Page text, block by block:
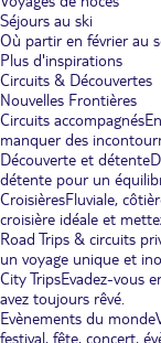
Séjours au ski
Où partir en février au
Plus d'inspirations
Circuits & Découvertes
Nouvelles Frontières
Circuits accompagnés
manquer des
Découverte et détente
détente pour un
CroisièresFluviale,
croisière idéale et
Road Trips & circuits
un voyage unique et
City TripsEvadez-vous
avez toujours rêvé.
Evènements du monde
festival, fête, concert,